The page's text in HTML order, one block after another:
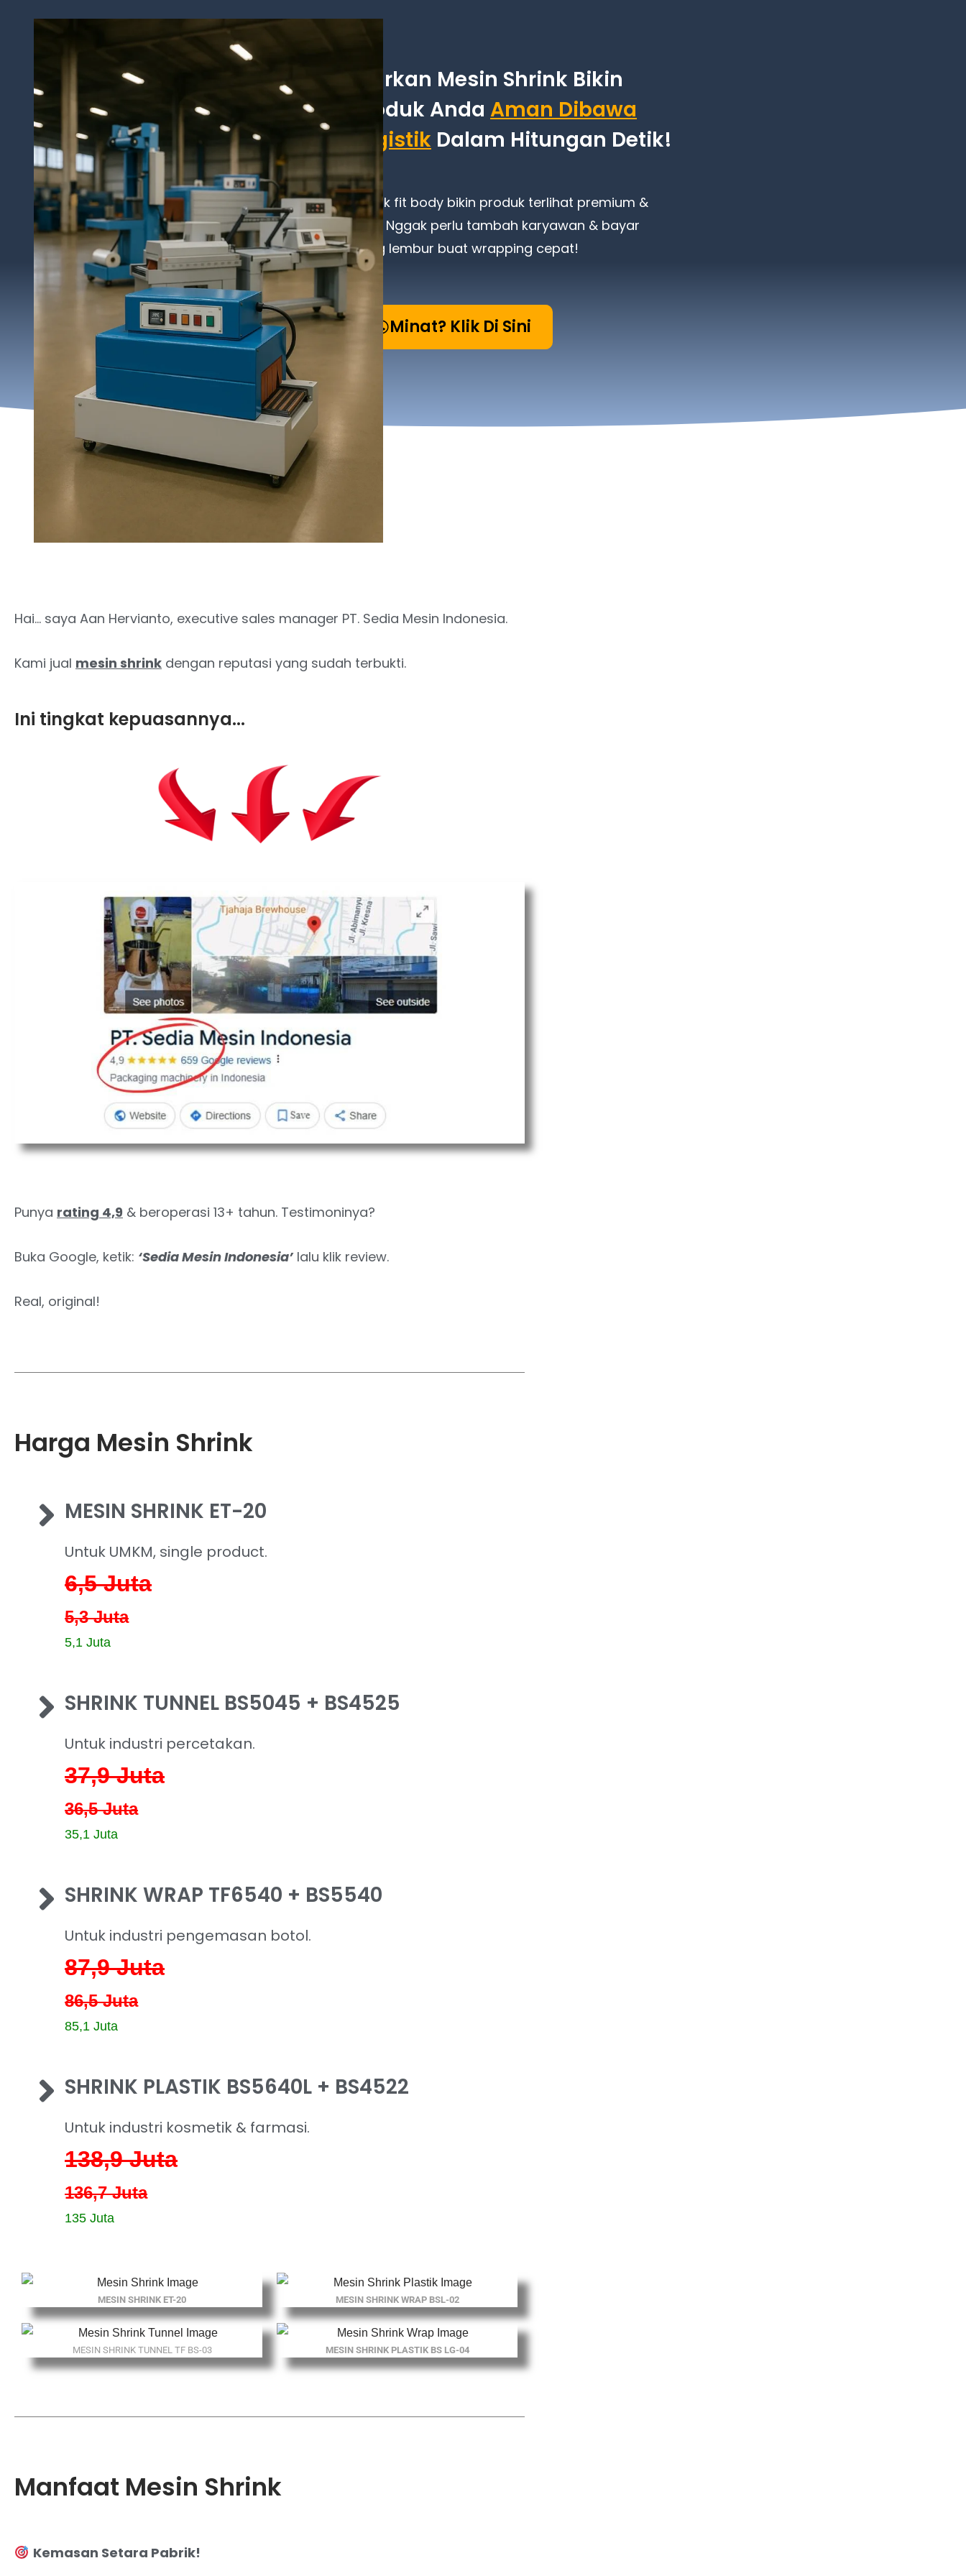
Biarkan Mesin Shrink Bikin
Produk Anda Aman Dibawa
Logistik Dalam Hitungan Detik!
Shrink fit body bikin produk terlihat premium &
kuat. Nggak perlu tambah karyawan & bayar
uang lembur buat wrapping cepat!
Minat? Klik Di Sini
Hai… saya Aan Hervianto, executive sales manager PT. Sedia Mesin Indonesia.
Kami jual mesin shrink dengan reputasi yang sudah terbukti.
Ini tingkat kepuasannya...
Punya rating 4,9 & beroperasi 13+ tahun. Testimoninya?
Buka Google, ketik: ‘Sedia Mesin Indonesia’lalu klik review.
Real, original!
Harga Mesin Shrink
MESIN SHRINK ET-20
Untuk UMKM, single product.
6,5Juta
5,3 Juta
5,1 Juta
SHRINK TUNNEL BS5045 + BS4525
Untuk industri percetakan.
37,9Juta
36,5 Juta
35,1 Juta
SHRINK WRAP TF6540 + BS5540
Untuk industri pengemasan botol.
87,9Juta
86,5 Juta
85,1 Juta
SHRINK PLASTIK BS5640L + BS4522
Untuk industri kosmetik & farmasi.
138,9Juta
136,7 Juta
135 Juta
MESIN SHRINK ET-20 MESIN SHRINK WRAP BSL-02
MESIN SHRINK TUNNEL TF BS-03 MESIN SHRINK PLASTIK BS LG-04
Manfaat Mesin Shrink
Kemasan Setara Pabrik!